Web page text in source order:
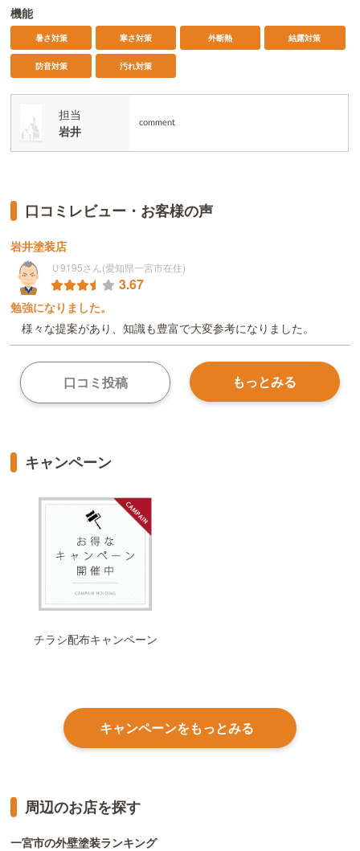
機能
暑さ対策 寒さ対策 外断熱 結露対策
防音対策 汚れ対策
担当
岩井
comment
口コミレビュー・お客様の声
岩井塗装店
Ｕ9195さん(愛知県一宮市在住)
3.67
勉強になりました。
様々な提案があり、知識も豊富で大変参考になりました。
口コミ投稿 もっとみる
キャンペーン
チラシ配布キャンペーン
キャンペーンをもっとみる
周辺のお店を探す
一宮市の外壁塗装ランキング